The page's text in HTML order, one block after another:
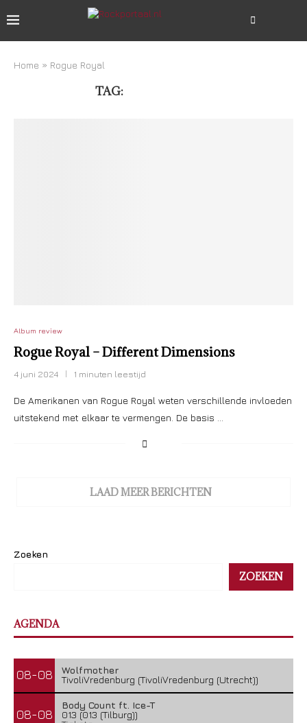
Home » Rogue Royal
TAG:
Album review
Rogue Royal – Different Dimensions
4 juni 2024 1 minuten leestijd
De Amerikanen van Rogue Royal weten verschillende invloeden
uitstekend met elkaar te vermengen. De basis …
LAAD MEER BERICHTEN
Zoeken
ZOEKEN
AGENDA
08-08
Wolfmother
TivoliVredenburg (TivoliVredenburg (Utrecht))
08-08
Body Count ft. Ice-T
013 (013 (Tilburg))